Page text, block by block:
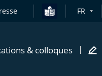
FR
& colloques